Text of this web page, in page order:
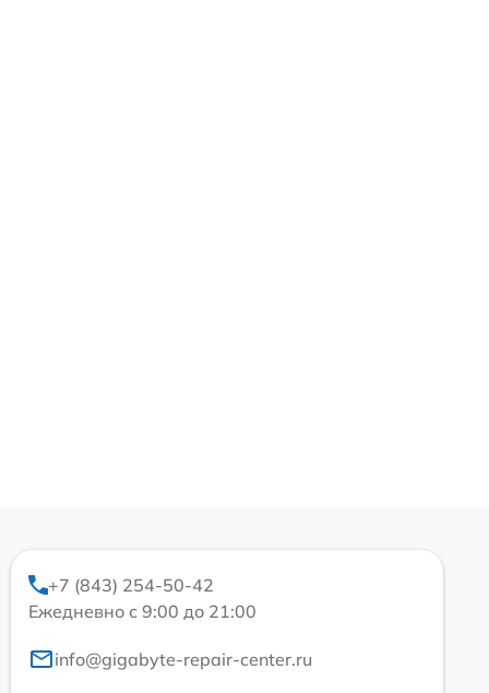
+7 (843) 254-50-42
Ежедневно с 9:00 до 21:00
info@gigabyte-repair-center.ru